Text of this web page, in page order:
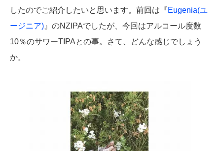
したのでご紹介したいと思います。前回は『Eugenia(ユ
ージニア) 』のNZIPAでしたが、今回はアルコール度数
10％のサワーTIPAとの事。さて、どんな感じでしょう
か。